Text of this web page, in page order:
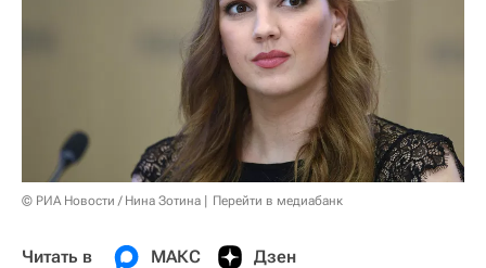
© РИА Новости / Нина Зотина Перейти в медиабанк
Читать в МАКС Дзен